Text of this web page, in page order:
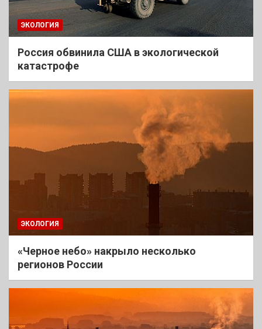
ЭКОЛОГИЯ
Россия обвинила США в экологической
катастрофе
ЭКОЛОГИЯ
«Черное небо» накрыло несколько
регионов России